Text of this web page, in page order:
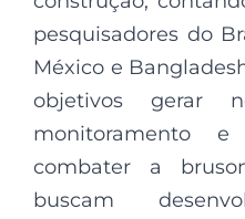
pesquisadores do
México e
objetivos gerar
monitoramento e
combater a
buscam